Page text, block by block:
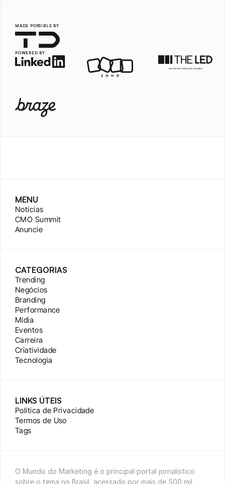
MADE POSSIBLE BY
POWERED BY
MENU
Notícias
CMO Summit
Anuncie
CATEGORIAS
Trending
Negócios
Branding
Performance
Mídia
Eventos
Carreira
Criatividade
Tecnologia
LINKS ÚTEIS
Política de Privacidade
Termos de Uso
Tags
O Mundo do Marketing é o principal portal jornalístico
sobre o tema no Brasil, acessado por mais de 500 mil